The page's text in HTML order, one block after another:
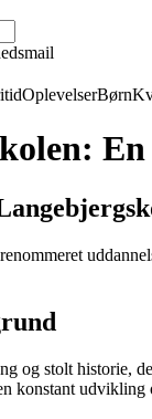
OplevelserBørn
og stolt historie,
konstant udvikling